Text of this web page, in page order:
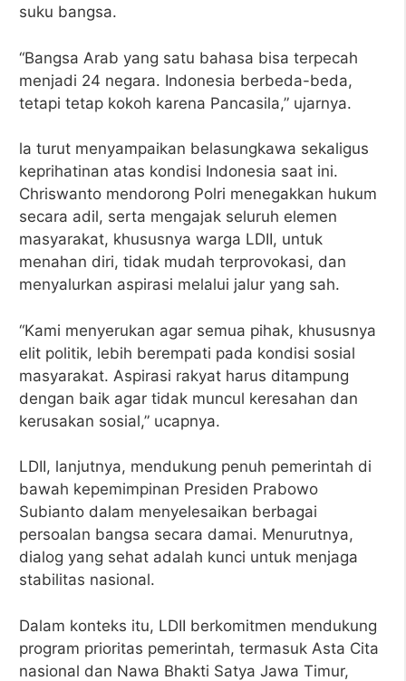
suku bangsa.
“Bangsa Arab yang satu bahasa bisa terpecah
menjadi 24 negara. Indonesia berbeda-beda,
tetapi tetap kokoh karena Pancasila,” ujarnya.
la turut menyampaikan belasungkawa sekaligus
keprihatinan atas kondisi Indonesia saat ini.
Chriswanto mendorong Polri menegakkan hukum
secara adil, serta mengajak seluruh elemen
masyarakat, khususnya warga LDII, untuk
menahan diri, tidak mudah terprovokasi, dan
menyalurkan aspirasi melalui jalur yang sah.
“Kami menyerukan agar semua pihak, khususnya
elit politik, lebih berempati pada kondisi sosial
masyarakat. Aspirasi rakyat harus ditampung
dengan baik agar tidak muncul keresahan dan
kerusakan sosial,” ucapnya.
LDII, lanjutnya, mendukung penuh pemerintah di
bawah kepemimpinan Presiden Prabowo
Subianto dalam menyelesaikan berbagai
persoalan bangsa secara damai. Menurutnya,
dialog yang sehat adalah kunci untuk menjaga
stabilitas nasional.
Dalam konteks itu, LDII berkomitmen mendukung
program prioritas pemerintah, termasuk Asta Cita
nasional dan Nawa Bhakti Satya Jawa Timur,